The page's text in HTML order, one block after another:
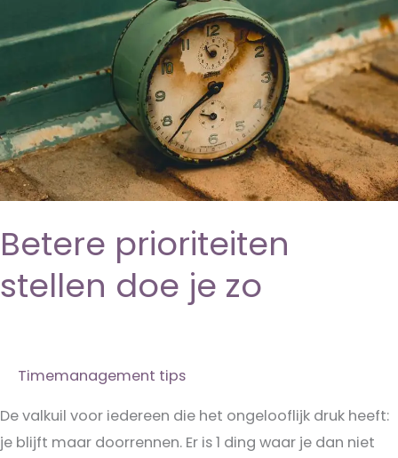
Betere prioriteiten
stellen doe je zo
Timemanagement tips
De valkuil voor iedereen die het ongelooflijk druk heeft:
je blijft maar doorrennen. Er is 1 ding waar je dan niet